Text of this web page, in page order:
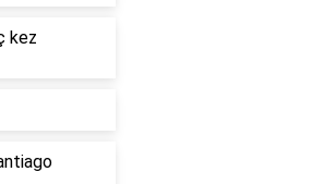
kez